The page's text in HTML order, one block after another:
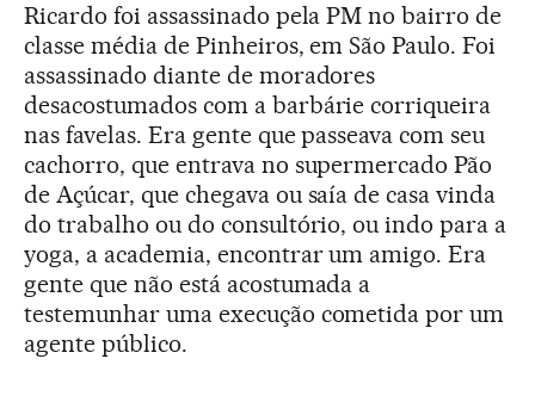
Ricardo foi assassinado pela PM no bairro de
classe média de Pinheiros, em São Paulo. Foi
assassinado diante de moradores
desacostumados com a barbárie corriqueira
nas favelas. Era gente que passeava com seu
cachorro, que entrava no supermercado Pão
de Açúcar, que chegava ou saía de casa vinda
do trabalho ou do consultório, ou indo para a
yoga, a academia, encontrar um amigo. Era
gente que não está acostumada a
testemunhar uma execução cometida por um
agente público.